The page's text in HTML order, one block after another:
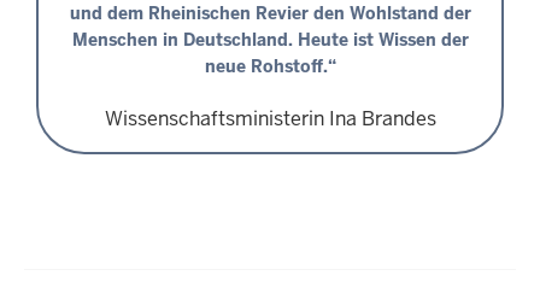
und dem Rheinischen Revier den Wohlstand der
Menschen in Deutschland. Heute ist Wissen der
neue Rohstoff.“
Wissenschaftsministerin Ina Brandes